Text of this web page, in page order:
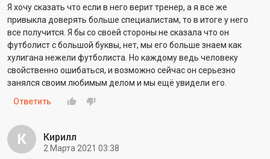
Я хочу сказать что если в него верит тренер, а я все же
привыкла доверять больше специалистам, то в итоге у него
все получится. Я бы со своей стороны не сказала что он
футболист с большой буквы, нет, мы его больше знаем как
хулигана нежели футболиста. Но каждому ведь человеку
свойственно ошибаться, и возможно сейчас он серьезно
занялся своим любимым делом и мы ещё увидели его.
Ответить
К Кирилл
2 Марта 2021 03:38